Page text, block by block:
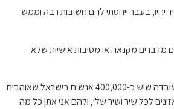
יהיו, בעבר ייחסתי להם חשיבות רבה וממש
מדברים מקנאה או מסיבות אישיות שלא
אני עושה מה שאני אוהב ועובדה שיש כ-400,000 אנשים בישראל שאוהבים
לכל שיר ושיר שלי, ולהם אני אתן כל מה